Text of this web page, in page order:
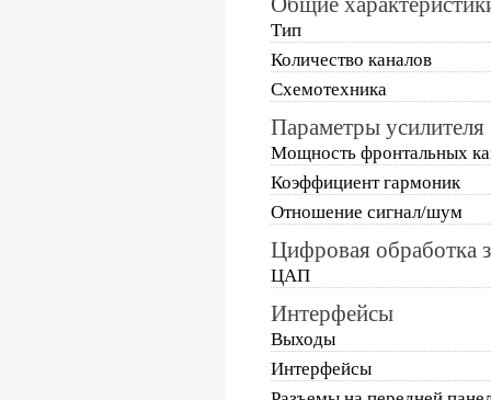
Тип
Количество каналов
Схемотехника
Параметры усилителя
Мощность фронтальных
Коэффициент гармоник
Отношение сигнал/шум
Цифровая обработка
ЦАП
Интерфейсы
Выходы
Интерфейсы